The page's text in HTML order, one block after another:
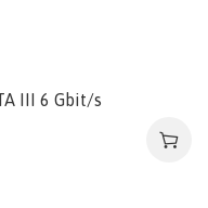
III 6 Gbit/s